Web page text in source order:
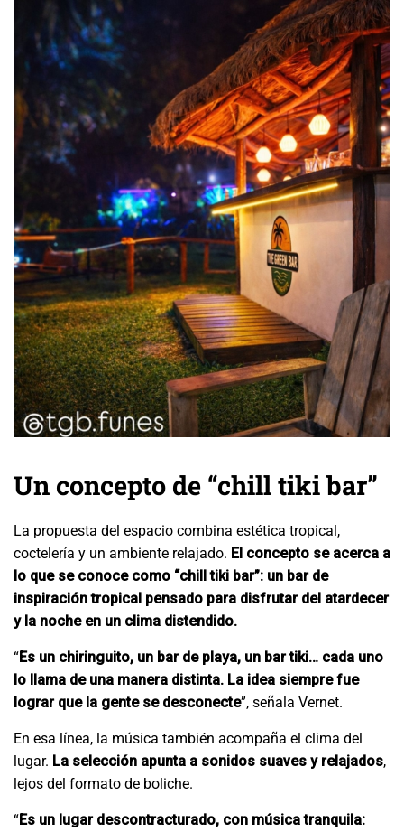
Un concepto de “chill tiki bar”
La propuesta del espacio combina estética tropical,
coctelería y un ambiente relajado. El concepto se acerca a
lo que se conoce como “chill tiki bar”: un bar de
inspiración tropical pensado para disfrutar del atardecer
y la noche en un clima distendido.
“Es un chiringuito, un bar de playa, un bar tiki… cada uno
lo llama de una manera distinta. La idea siempre fue
lograr que la gente se desconecte”, señala Vernet.
En esa línea, la música también acompaña el clima del
lugar. La selección apunta a sonidos suaves y relajados,
lejos del formato de boliche.
“Es un lugar descontracturado, con música tranquila: